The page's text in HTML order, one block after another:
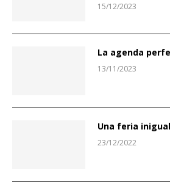
15/12/2023
La agenda
13/11/2023
Una feria
23/12/2022